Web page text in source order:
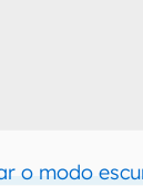
o modo